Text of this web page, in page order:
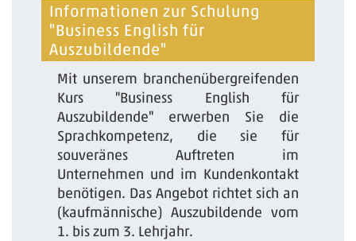
Informationen zur Schulung
"Business English für
Auszubildende"
Mit unserem branchenübergreifenden
Kurs "Business English für
Auszubildende" erwerben Sie die
Sprachkompetenz, ­die sie für
souveränes Auftreten im
Unternehmen und im Kundenkontakt
benötigen. Das Angebot richtet sich an
(kaufmännische) Auszubildende vom
1. bis zum 3. Lehrjahr.